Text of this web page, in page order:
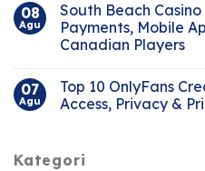
08
Agu
South Beach Casino
Payments, Mobile
Canadian Players
07
Agu
Top 10 OnlyFans
Access, Privacy &
Kategori